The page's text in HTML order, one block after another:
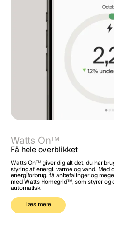
Watts On™
Få hele overblikket
Watts On™ giver dig alt det, du har
styring af energi, varme og vand. Med
energiforbrug, få anbefalinger og
med Watts Homegrid™, som styrer og
automatisk.
Læs mere